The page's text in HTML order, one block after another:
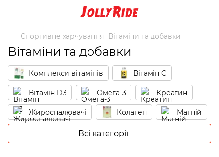
Спортивне харчування Вітаміни та добавки
Вітаміни та добавки
Комплекси вітамінів Вітамін C
Вітамін D3 Омега-3 Креатин
Жироспалювачі Колаген Магній
Комплекси мінералів
Всі категорії